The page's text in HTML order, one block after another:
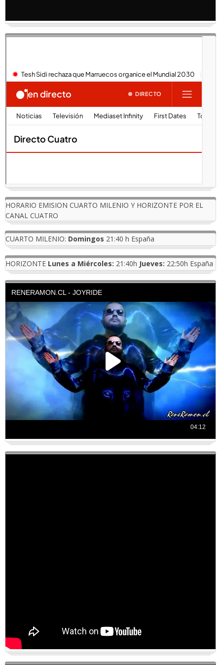
HORARIO EMISION CUARTO MILENIO Y HORIZONTE POR EL
CANAL CUATRO
CUARTO MILENIO: Domingos 21:40 h España
HORIZONTE Lunes a Miércoles: 21:40h Jueves: 22:50h España